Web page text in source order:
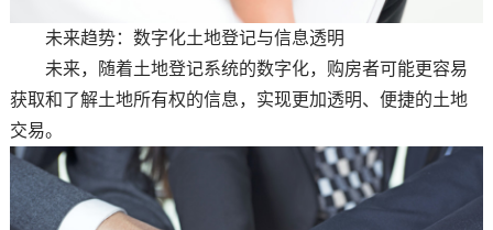
未来趋势：数字化土地登记与信息透明
未来，随着土地登记系统的数字化，购房者可能更容易
获取和了解土地所有权的信息，实现更加透明、便捷的土地
交易。